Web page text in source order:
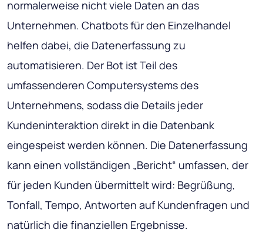
normalerweise nicht viele Daten an das
Unternehmen. Chatbots für den Einzelhandel
helfen dabei, die Datenerfassung zu
automatisieren. Der Bot ist Teil des
umfassenderen Computersystems des
Unternehmens, sodass die Details jeder
Kundeninteraktion direkt in die Datenbank
eingespeist werden können. Die Datenerfassung
kann einen vollständigen „Bericht“ umfassen, der
für jeden Kunden übermittelt wird: Begrüßung,
Tonfall, Tempo, Antworten auf Kundenfragen und
natürlich die finanziellen Ergebnisse.